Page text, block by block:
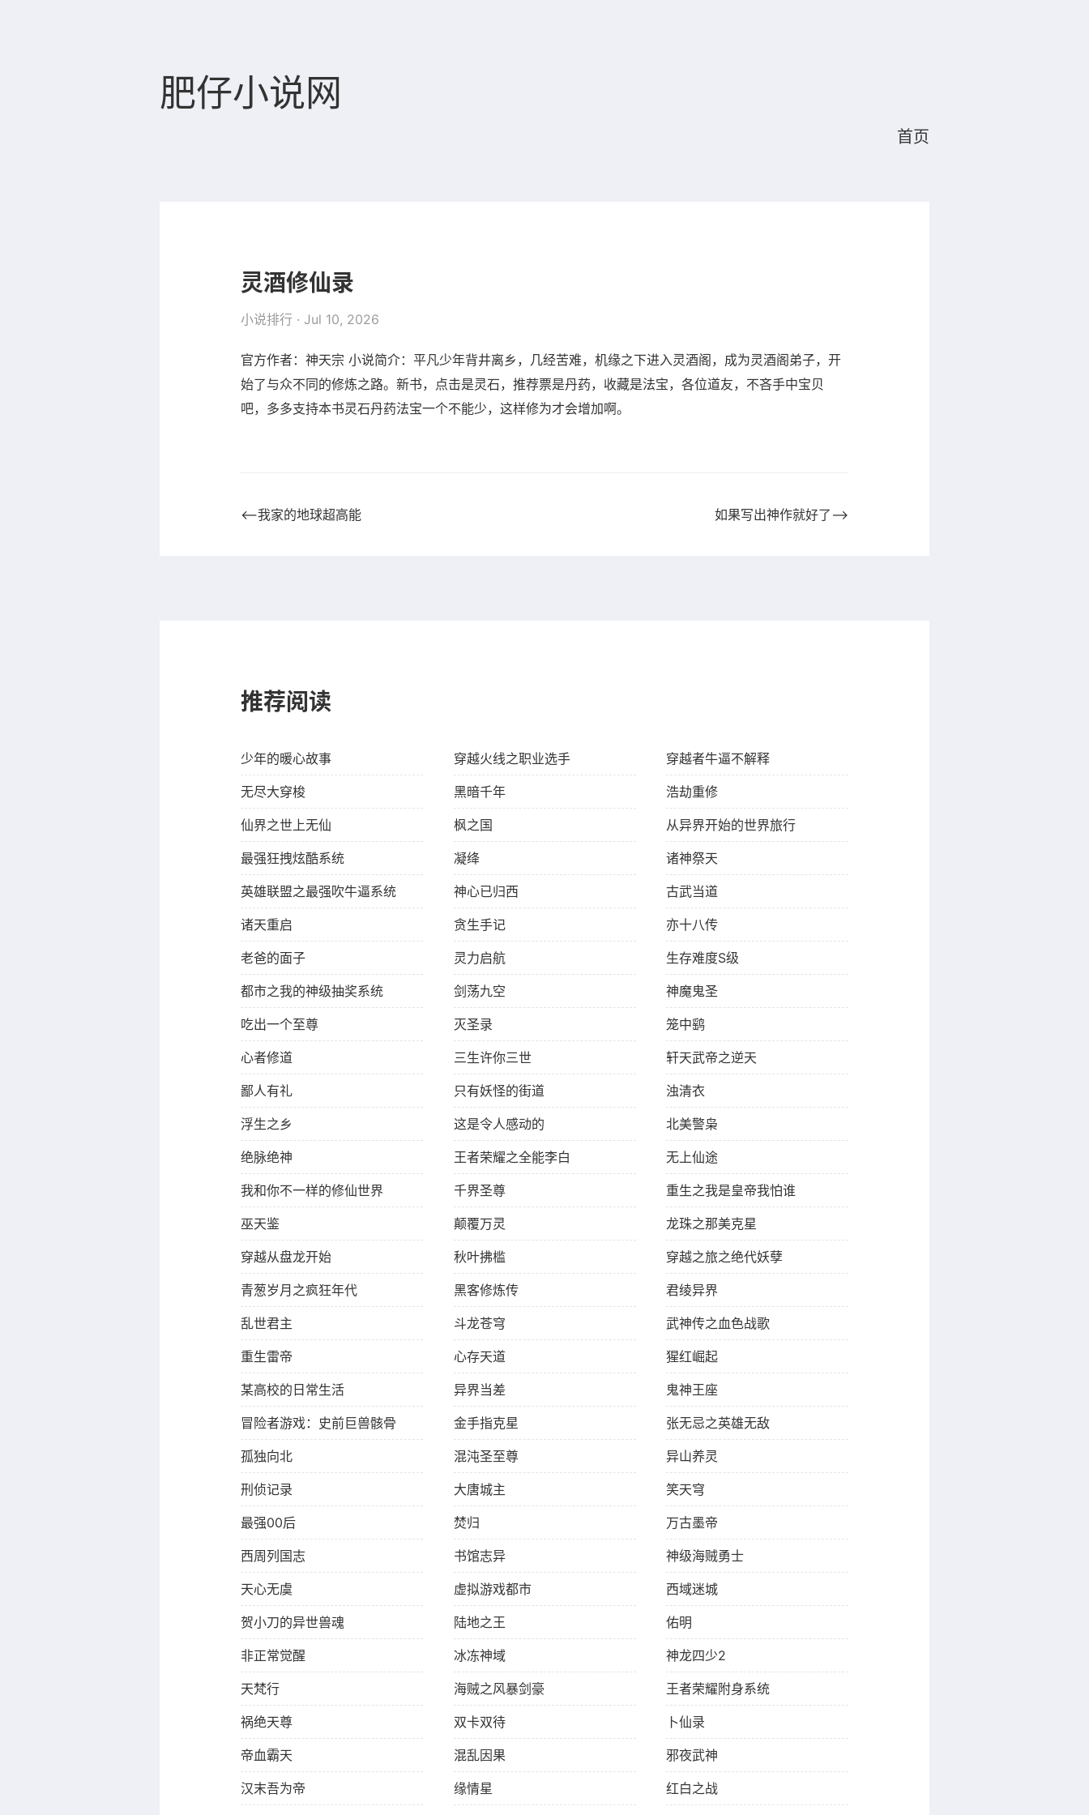
肥仔小说网
首页
灵酒修仙录
小说排行 · Jul 10, 2026
官方作者：神天宗 小说简介：平凡少年背井离乡，几经苦难，机缘之下进入灵酒阁，成为灵酒阁弟子，开
始了与众不同的修炼之路。新书，点击是灵石，推荐票是丹药，收藏是法宝，各位道友，不吝手中宝贝
吧，多多支持本书灵石丹药法宝一个不能少，这样修为才会增加啊。
⟵我家的地球超高能 如果写出神作就好了⟶
推荐阅读
少年的暖心故事 穿越火线之职业选手 穿越者牛逼不解释
无尽大穿梭 黑暗千年 浩劫重修
仙界之世上无仙 枫之国 从异界开始的世界旅行
最强狂拽炫酷系统 凝绛 诸神祭天
英雄联盟之最强吹牛逼系统 神心已归西 古武当道
诸天重启 贪生手记 亦十八传
老爸的面子 灵力启航 生存难度S级
都市之我的神级抽奖系统 剑荡九空 神魔鬼圣
吃出一个至尊 灭圣录 笼中鹞
心者修道 三生许你三世 轩天武帝之逆天
鄙人有礼 只有妖怪的街道 浊清衣
浮生之乡 这是令人感动的 北美警枭
绝脉绝神 王者荣耀之全能李白 无上仙途
我和你不一样的修仙世界 千界圣尊 重生之我是皇帝我怕谁
巫天鉴 颠覆万灵 龙珠之那美克星
穿越从盘龙开始 秋叶拂槛 穿越之旅之绝代妖孽
青葱岁月之疯狂年代 黑客修炼传 君绫异界
乱世君主 斗龙苍穹 武神传之血色战歌
重生雷帝 心存天道 猩红崛起
某高校的日常生活 异界当差 鬼神王座
冒险者游戏：史前巨兽骸骨 金手指克星 张无忌之英雄无敌
孤独向北 混沌圣至尊 异山养灵
刑侦记录 大唐城主 笑天穹
最强00后 焚归 万古墨帝
西周列国志 书馆志异 神级海贼勇士
天心无虞 虚拟游戏都市 西域迷城
贺小刀的异世兽魂 陆地之王 佑明
非正常觉醒 冰冻神域 神龙四少2
天梵行 海贼之风暴剑豪 王者荣耀附身系统
祸绝天尊 双卡双待 卜仙录
帝血霸天 混乱因果 邪夜武神
汉末吾为帝 缘情星 红白之战